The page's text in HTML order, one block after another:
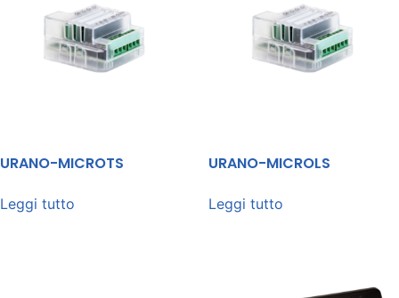
URANO-MICROTS
Leggi tutto
URANO-MICROLS
Leggi tutto